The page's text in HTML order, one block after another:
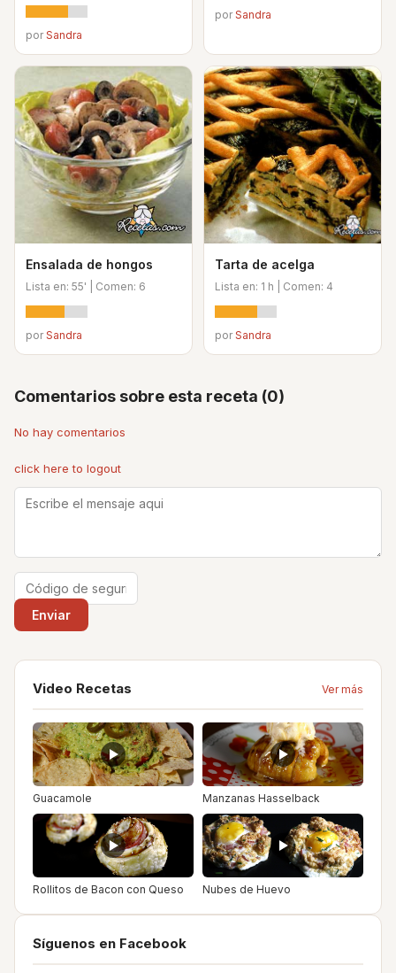
porSandra
porSandra
Ensalada de hongos
Lista en: 55' | Comen: 6
porSandra
Tarta de acelga
Lista en: 1 h | Comen: 4
porSandra
Comentarios sobre esta receta (0)
No hay comentarios
click here to logout
Video Recetas Ver más
Guacamole Manzanas Hasselback
Rollitos de Bacon con Queso Nubes de Huevo
Síguenos en Facebook